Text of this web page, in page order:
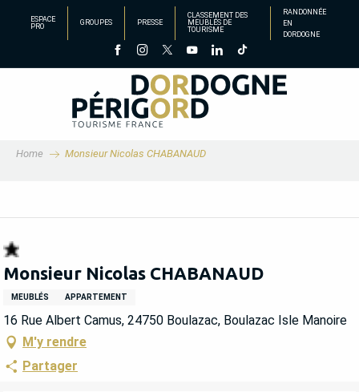
principal
ESPACE
PRO
GROUPES PRESSE
CLASSEMENT DES
MEUBLÉS DE
TOURISME
RANDONNÉE
EN
DORDOGNE
Home Monsieur Nicolas CHABANAUD
Monsieur Nicolas CHABANAUD
MEUBLÉS APPARTEMENT
16 Rue Albert Camus, 24750 Boulazac, Boulazac Isle Manoire
M'y rendre
Partager